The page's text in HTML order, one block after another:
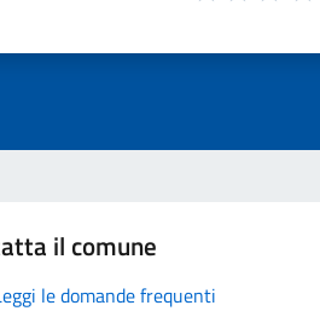
il comune
le domande frequenti